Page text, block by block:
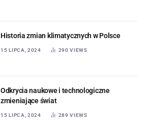
Historia zmian klimatycznych w Polsce
15 LIPCA, 2024 290VIEWS
Odkrycia naukowe i technologiczne
zmieniające świat
15 LIPCA, 2024 289VIEWS